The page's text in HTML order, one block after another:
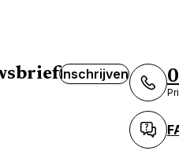
Inschrijven